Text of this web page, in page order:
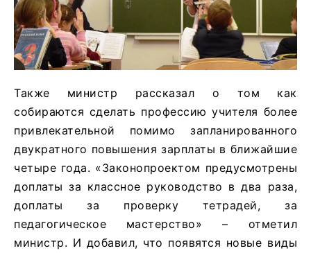
Также министр рассказал о том как
собираются сделать профессию учителя более
привлекательной помимо запланированного
двукратного повышения зарплаты в ближайшие
четыре года. «Законопроектом предусмотрены
доплаты за классное руководство в два раза,
доплаты за проверку тетрадей, за
педагогическое мастерство» – отметил
министр. И добавил, что появятся новые виды